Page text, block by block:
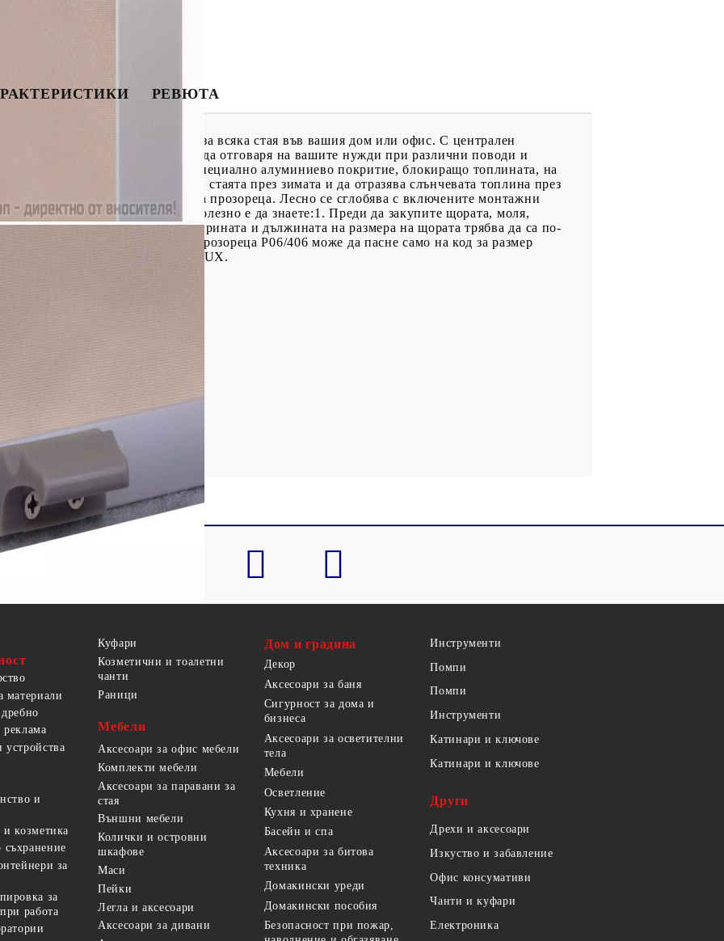
РЕВЮТА
прозорец е подходяща за всяка стая във вашия дом или офис. С централен
се регулира отдолу нагоре, за да отговаря на вашите нужди при различни поводи и
замърсявания полиестер със специално алуминиево покритие, блокиращо топлината, на
може да задържа топлината в стаята през зимата и да отразява слънчевата топлина през
щора на всяко място на прозореца. Лесно се сглобява с включените монтажни
лесно с влажна кърпа. Полезно е да знаете:1. Преди да закупите щората, моля,
и размера на стъклото, ширината и дължината на размера на щората трябва да са по-
Кодът за размер на прозореца P06/406 може да пасне само на код за размер
размер PK06 на прозореца VELUX.
(Ш x В)
материали
и
козметика
за
за
работа
Куфари
Козметични и тоалетни
чанти
Раници
Мебели
Аксесоари за офис мебели
Комплекти мебели
Аксесоари за паравани за
стая
Външни мебели
Колички и островни
шкафове
Маси
Пейки
Легла и аксесоари
Аксесоари за дивани
Дом и градина
Декор
Аксесоари за баня
Сигурност за дома и
бизнеса
Аксесоари за осветителни
тела
Мебели
Осветление
Кухня и хранене
Басейн и спа
Аксесоари за битова
техника
Домакински уреди
Домакински пособия
Безопасност при пожар,
Инструменти
Помпи
Помпи
Инструменти
Катинари и ключове
Катинари и ключове
Други
Дрехи и аксесоари
Изкуство и забавление
Офис консумативи
Чанти и куфари
Електроника